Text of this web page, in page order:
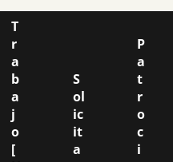
T
r
a
b
a
j
o
[
S
ol
ic
it
a
P
a
t
r
o
c
i